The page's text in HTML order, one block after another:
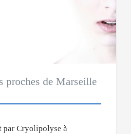
proches de Marseille
par Cryolipolyse à